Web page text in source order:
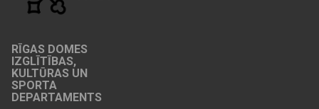
RĪGAS DOMES
IZGLĪTĪBAS,
KULTŪRAS UN
SPORTA
DEPARTAMENTS